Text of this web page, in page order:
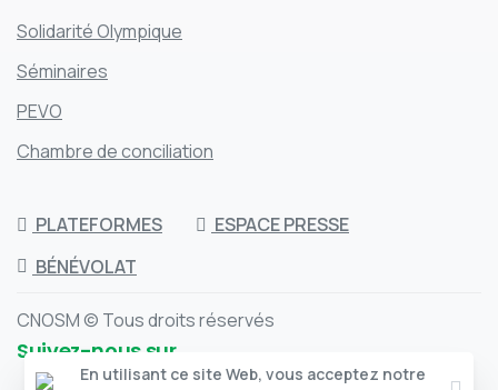
Solidarité Olympique
Séminaires
PEVO
Chambre de conciliation
PLATEFORMES
ESPACE PRESSE
BÉNÉVOLAT
CNOSM © Tous droits réservés
Suivez-nous sur
En utilisant ce site Web, vous acceptez notre